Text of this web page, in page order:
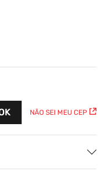
NÃO SEI MEU CEP